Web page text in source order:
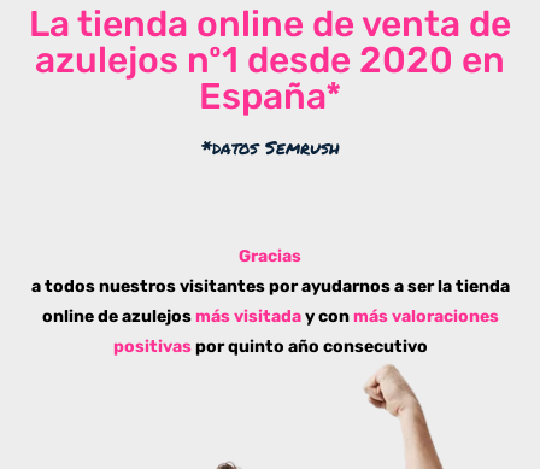
La tienda online de venta de
azulejos nº1 desde 2020 en
España*
*datos Semrush
Gracias
a todos nuestros visitantes por ayudarnos a ser la tienda
online de azulejos más visitaday conmás valoraciones
positivaspor quinto año consecutivo